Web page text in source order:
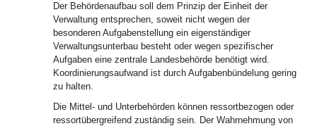
Der Behördenaufbau soll dem Prinzip der Einheit der
Verwaltung entsprechen, soweit nicht wegen der
besonderen Aufgabenstellung ein eigenständiger
Verwaltungsunterbau besteht oder wegen spezifischer
Aufgaben eine zentrale Landesbehörde benötigt wird.
Koordinierungsaufwand ist durch Aufgabenbündelung gering
zu halten.
Die Mittel- und Unterbehörden können ressortbezogen oder
ressortübergreifend zuständig sein. Der Wahrnehmung von